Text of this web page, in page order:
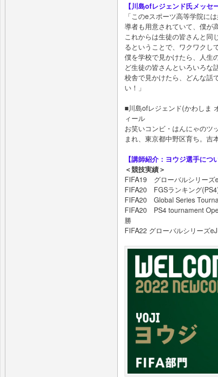
【川島ofレジェンド氏メッセ
「このeスポーツ高等学院に
導者も用意されていて、僕が
これからは生徒の皆さんと同
るということで、ワクワクし
僕を学校で見かけたら、人生
ど生徒の皆さんといろいろな
校舎で見かけたら、どんな話
い！」
■川島ofレジェンド(かわしま
ィール
お笑いコンビ・はんにゃのツ
まれ、東京都中野区育ち。吉
【講師紹介：ヨウジ選手につ
＜競技実績＞
FIFA19 グローバルシリーズ
FIFA20 FGSランキング
FIFA20 Global Series
FIFA20 PS4 tournament
勝
FIFA22 グローバルシリーズ